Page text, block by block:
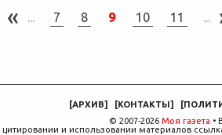
« ... 7 8 9 10 11 ...
[АРХИВ] [КОНТАКТЫ] [
© 2007-2026 Моя газета •
и использовании материалов